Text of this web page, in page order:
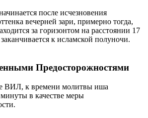
после исчезновения
вечерней зари, примерно тогда,
за горизонтом на расстоянии 17
к исламской полуночи.
Предосторожностями
ВИЛ, к времени молитвы иша
в качестве меры